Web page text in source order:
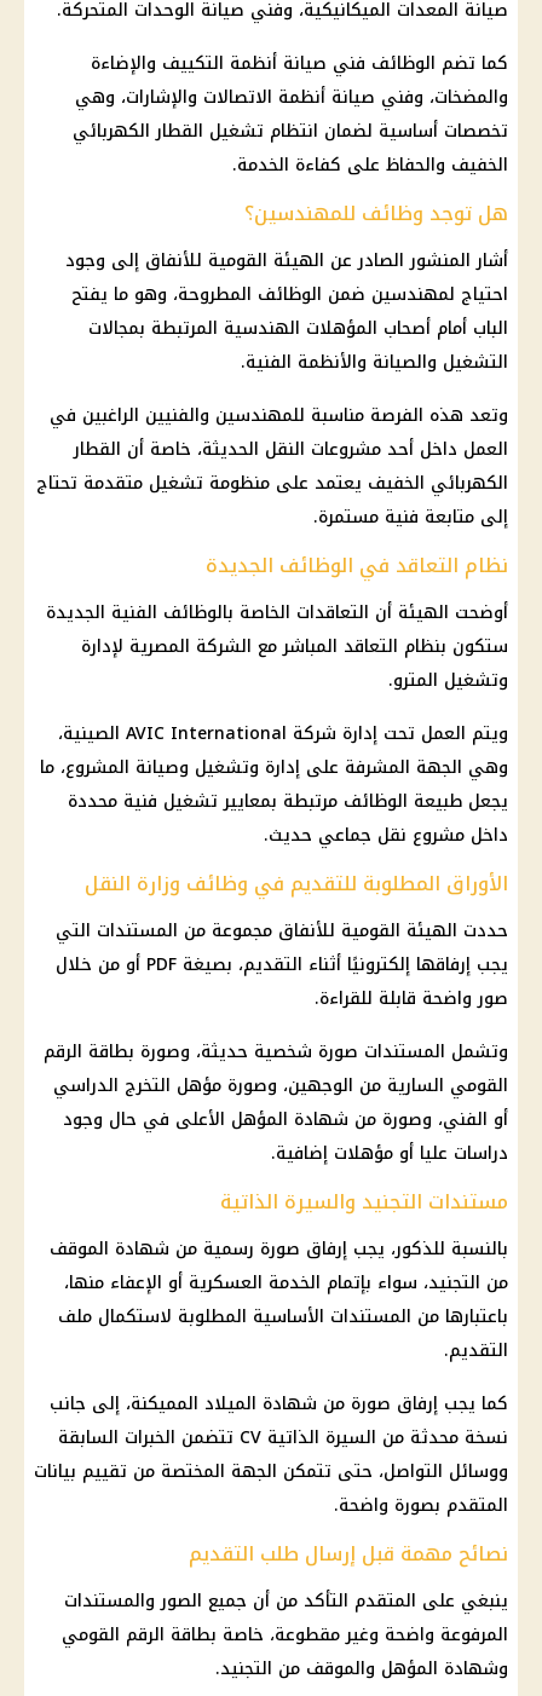
صيانة المعدات الميكانيكية، وفني صيانة الوحدات المتحركة.
كما تضم الوظائف فني صيانة أنظمة التكييف والإضاءة
والمضخات، وفني صيانة أنظمة الاتصالات والإشارات، وهي
تخصصات أساسية لضمان انتظام تشغيل القطار الكهربائي
الخفيف والحفاظ على كفاءة الخدمة.
هل توجد وظائف للمهندسين؟
أشار المنشور الصادر عن الهيئة القومية للأنفاق إلى وجود
احتياج لمهندسين ضمن الوظائف المطروحة، وهو ما يفتح
الباب أمام أصحاب المؤهلات الهندسية المرتبطة بمجالات
التشغيل والصيانة والأنظمة الفنية.
وتعد هذه الفرصة مناسبة للمهندسين والفنيين الراغبين في
العمل داخل أحد مشروعات النقل الحديثة، خاصة أن القطار
الكهربائي الخفيف يعتمد على منظومة تشغيل متقدمة تحتاج
إلى متابعة فنية مستمرة.
نظام التعاقد في الوظائف الجديدة
أوضحت الهيئة أن التعاقدات الخاصة بالوظائف الفنية الجديدة
ستكون بنظام التعاقد المباشر مع الشركة المصرية لإدارة
وتشغيل المترو.
ويتم العمل تحت إدارة شركة AVIC International الصينية،
وهي الجهة المشرفة على إدارة وتشغيل وصيانة المشروع، ما
يجعل طبيعة الوظائف مرتبطة بمعايير تشغيل فنية محددة
داخل مشروع نقل جماعي حديث.
الأوراق المطلوبة للتقديم في وظائف وزارة النقل
حددت الهيئة القومية للأنفاق مجموعة من المستندات التي
يجب إرفاقها إلكترونيًا أثناء التقديم، بصيغة PDF أو من خلال
صور واضحة قابلة للقراءة.
وتشمل المستندات صورة شخصية حديثة، وصورة بطاقة الرقم
القومي السارية من الوجهين، وصورة مؤهل التخرج الدراسي
أو الفني، وصورة من شهادة المؤهل الأعلى في حال وجود
دراسات عليا أو مؤهلات إضافية.
مستندات التجنيد والسيرة الذاتية
بالنسبة للذكور، يجب إرفاق صورة رسمية من شهادة الموقف
من التجنيد، سواء بإتمام الخدمة العسكرية أو الإعفاء منها،
باعتبارها من المستندات الأساسية المطلوبة لاستكمال ملف
التقديم.
كما يجب إرفاق صورة من شهادة الميلاد المميكنة، إلى جانب
نسخة محدثة من السيرة الذاتية CV تتضمن الخبرات السابقة
ووسائل التواصل، حتى تتمكن الجهة المختصة من تقييم بيانات
المتقدم بصورة واضحة.
نصائح مهمة قبل إرسال طلب التقديم
ينبغي على المتقدم التأكد من أن جميع الصور والمستندات
المرفوعة واضحة وغير مقطوعة، خاصة بطاقة الرقم القومي
وشهادة المؤهل والموقف من التجنيد.